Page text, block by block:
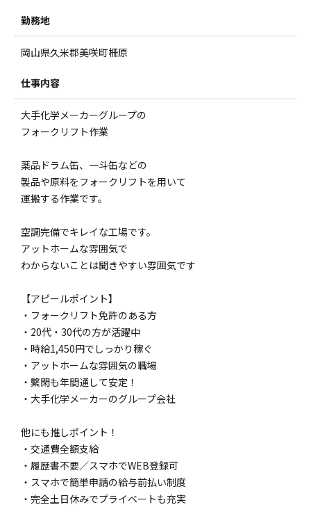
勤務地
岡山県久米郡美咲町柵原
仕事内容
大手化学メーカーグループの
フォークリフト作業
薬品ドラム缶、一斗缶などの
製品や原料をフォークリフトを用いて
運搬する作業です。
空調完備でキレイな工場です。
アットホームな雰囲気で
わからないことは聞きやすい雰囲気です
【アピールポイント】
・フォークリフト免許のある方
・20代・30代の方が活躍中
・時給1,450円でしっかり稼ぐ
・アットホームな雰囲気の職場
・繫閑も年間通して安定！
・大手化学メーカーのグループ会社
他にも推しポイント！
・交通費全額支給
・履歴書不要／スマホでWEB登録可
・スマホで簡単申請の給与前払い制度
・完全土日休みでプライベートも充実